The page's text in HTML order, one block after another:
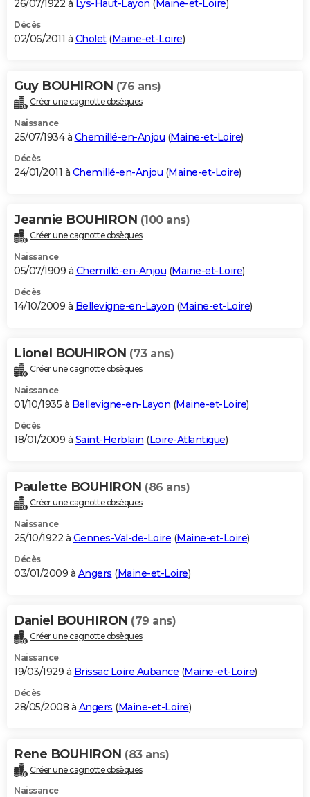
26/07/1922 à Lys-Haut-Layon ( Maine-et-Loire)
Décès
02/06/2011 à Cholet(Maine-et-Loire)
Guy BOUHIRON (76 ans)
Créer une cagnotte obsèques
Naissance
25/07/1934 à Chemillé-en-Anjou (Maine-et-Loire)
Décès
24/01/2011 à Chemillé-en-Anjou (Maine-et-Loire)
Jeannie BOUHIRON (100 ans)
Créer une cagnotte obsèques
Naissance
05/07/1909 à Chemillé-en-Anjou (Maine-et-Loire)
Décès
14/10/2009 à Bellevigne-en-Layon (Maine-et-Loire)
Lionel BOUHIRON (73 ans)
Créer une cagnotte obsèques
Naissance
01/10/1935 à Bellevigne-en-Layon (Maine-et-Loire)
Décès
18/01/2009 à Saint-Herblain (Loire-Atlantique)
Paulette BOUHIRON (86 ans)
Créer une cagnotte obsèques
Naissance
25/10/1922 à Gennes-Val-de-Loire (Maine-et-Loire)
Décès
03/01/2009 à Angers (Maine-et-Loire)
Daniel BOUHIRON (79 ans)
Créer une cagnotte obsèques
Naissance
19/03/1929 à Brissac Loire Aubance (Maine-et-Loire)
Décès
28/05/2008 à Angers (Maine-et-Loire)
Rene BOUHIRON (83 ans)
Créer une cagnotte obsèques
Naissance